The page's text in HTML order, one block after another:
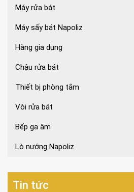
Máy rửa bát
Máy sấy bát Napoliz
Hàng gia dụng
Chậu rửa bát
Thiết bị phòng tắm
Vòi rửa bát
Bếp ga âm
Lò nướng Napoliz
Tin tức